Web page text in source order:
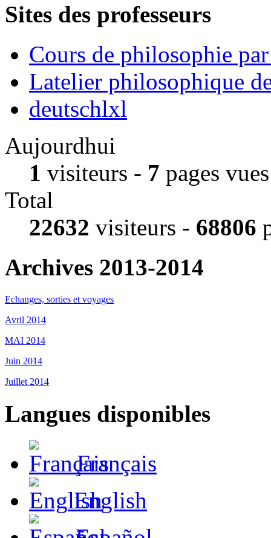
Sites des professeurs
Cours de philosophie
Latelier philosophique
deutschlxl
Aujourdhui
1 visiteurs - 7 pages vues
Total
22632 visiteurs - 68806
Archives 2013-2014
Echanges, sorties et voyages
Avril 2014
MAI 2014
Juin 2014
Juillet 2014
Langues disponibles
Français
English